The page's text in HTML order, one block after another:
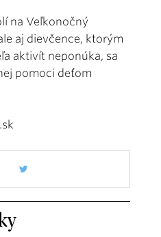
na Veľkonočný
aj dievčence, ktorým
aktivít neponúka, sa
pomoci deťom